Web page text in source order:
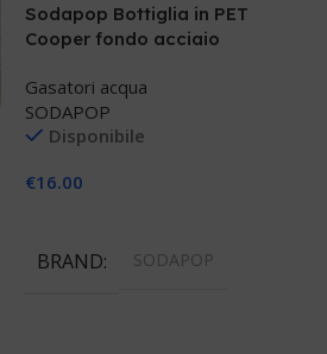
Sodapop Bottiglia in PET
Cooper fondo acciaio
Gasatori acqua
SODAPOP
Disponibile
€16.00
BRAND SODAPOP